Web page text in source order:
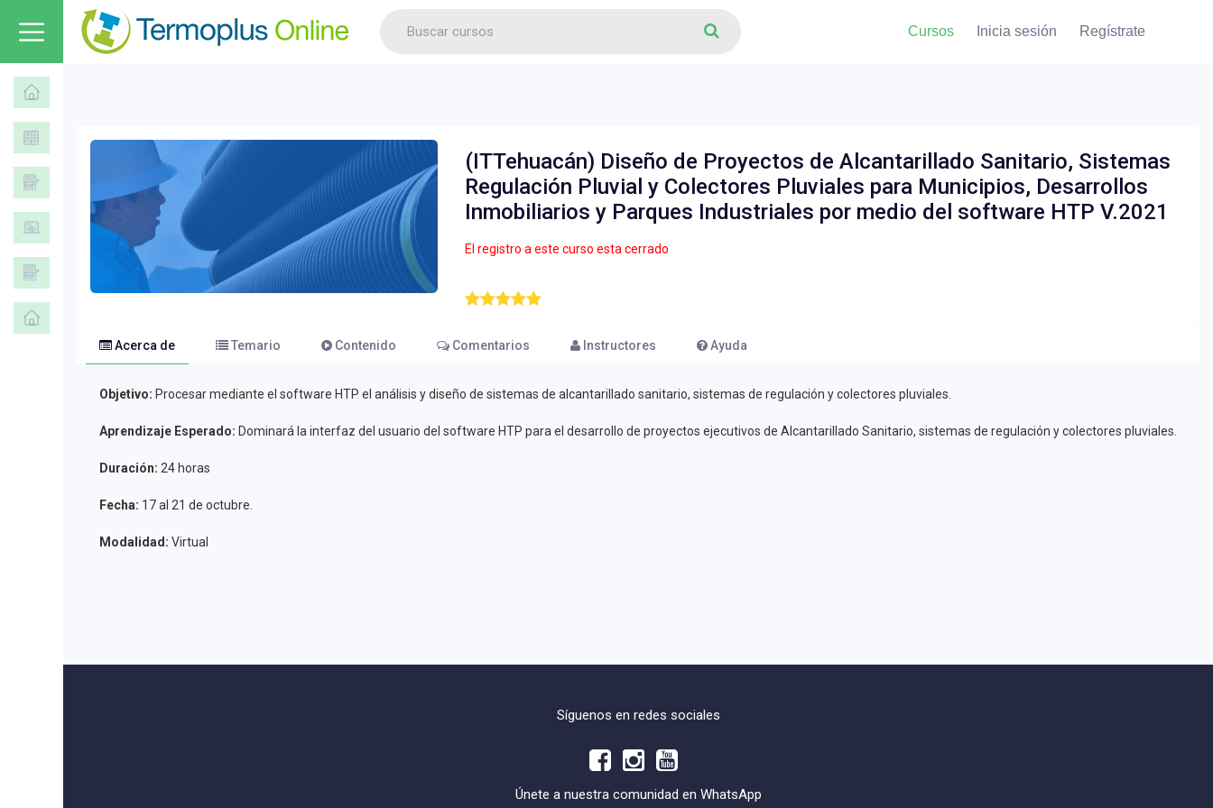
Cursos Inicia sesión Regístrate
(ITTehuacán) Diseño de Proyectos de Alcantarillado Sanitario, Sistemas
Regulación Pluvial y Colectores Pluviales para Municipios, Desarrollos
Inmobiliarios y Parques Industriales por medio del software HTP V.2021
El registro a este curso esta cerrado
Acerca de Temario Contenido Comentarios Instructores Ayuda
Objetivo: Procesar mediante el software HTP el análisis y diseño de sistemas de alcantarillado sanitario, sistemas de regulación y colectores pluviales.
Aprendizaje Esperado: Dominará la interfaz del usuario del software HTP para el desarrollo de proyectos ejecutivos de Alcantarillado Sanitario, sistemas de regulación y colectores pluviales.
Duración: 24 horas
Fecha: 17 al 21 de octubre.
Modalidad: Virtual
Síguenos en redes sociales
Únete a nuestra comunidad en WhatsApp